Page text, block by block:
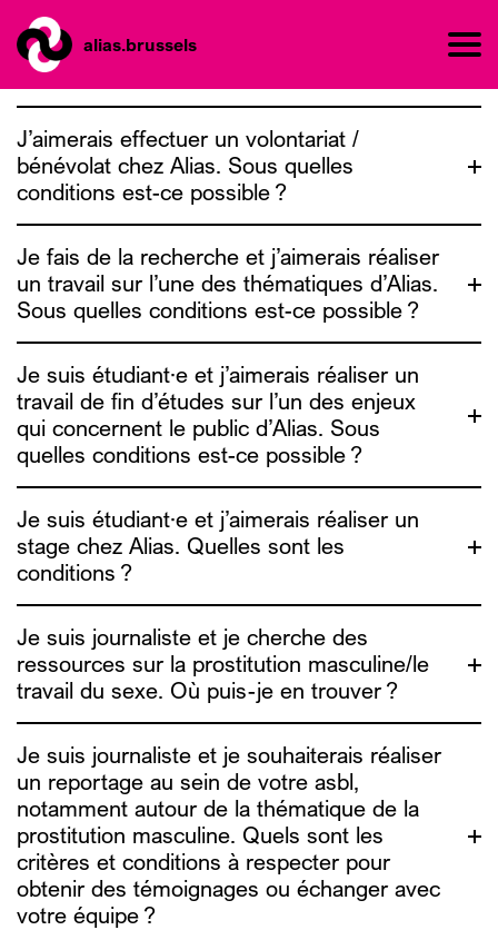
alias.brussels
J’aimerais effectuer un volontariat /
bénévolat chez Alias. Sous quelles
conditions est-ce possible ?
contact@alias.brussels
Je fais de la recherche et j’aimerais réaliser
un travail sur l’une des thématiques d’Alias.
Sous quelles conditions est-ce possible ?
Je suis étudiant·e et j’aimerais réaliser un
travail de fin d’études sur l’un des enjeux
qui concernent le public d’Alias. Sous
quelles conditions est-ce possible ?
nos rapports
d’activité
Je suis étudiant·e et j’aimerais réaliser un
stage chez Alias. Quelles sont les
conditions ?
sophie.g@alias.brussels
aure@alias.brussels
houda@alias.brussels
contact@alias.brussels
Nous ne prenons plus de stagiaire pour l’année
académique 2026-2027.
Je suis journaliste et je cherche des
ressources sur la prostitution masculine/le
travail du sexe. Où puis-je en trouver ?
Je suis journaliste et je souhaiterais réaliser
un reportage au sein de votre asbl,
notamment autour de la thématique de la
prostitution masculine. Quels sont les
critères et conditions à respecter pour
obtenir des témoignages ou échanger avec
votre équipe ?